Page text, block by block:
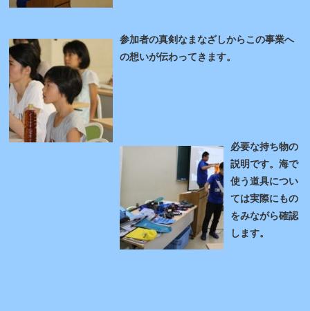
参加者の真剣なまなざしからこの事業へ
の想いが伝わってきます。
必要な持ち物の
説明です。海で
使う道具につい
ては実際にもの
をみながら確認
します。